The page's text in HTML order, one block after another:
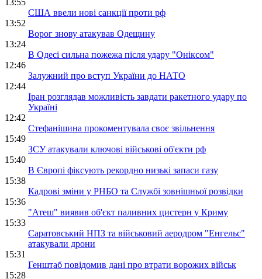
13:55
США ввели нові санкції проти рф
13:52
Ворог знову атакував Одещину
13:24
В Одесі сильна пожежа після удару "Оніксом"
12:46
Залужний про вступ України до НАТО
12:44
Іран розглядав можливість завдати ракетного удару по
Україні
12:42
Стефанішина прокоментувала своє звільнення
15:49
ЗСУ атакували ключові військові об'єкти рф
15:40
В Європі фіксують рекордно низькі запаси газу
15:38
Кадрові зміни у РНБО та Службі зовнішньої розвідки
15:36
"Атеш" виявив об'єкт паливних цистерн у Криму
15:33
Саратовський НПЗ та військовий аеродром "Енгельс"
атакували дрони
15:31
Генштаб повідомив дані про втрати ворожих військ
15:28